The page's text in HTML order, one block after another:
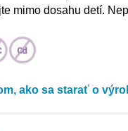
mimo dosahu detí.
ako sa starať o